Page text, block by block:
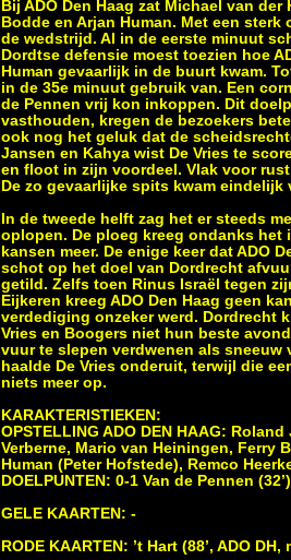
Bij ADO Den Haag zat Michael van
Bodde en Arjan Human. Met een
de wedstrijd. Al in de eerste minuut
Dordtse defensie moest toezien hoe
Human gevaarlijk in de buurt kwam.
in de 35e minuut gebruik van. Een
de Pennen vrij kon inkoppen. Dit
vasthouden, kregen de bezoekers
ook nog het geluk dat de
Jansen en Kahya wist De Vries te
en floot in zijn voordeel. Vlak voor
De zo gevaarlijke spits kwam
In de tweede helft zag het er steeds
oplopen. De ploeg kreeg ondanks het
kansen meer. De enige keer dat ADO
schot op het doel van Dordrecht
getild. Zelfs toen Rinus Israël tegen
Eijkeren kreeg ADO Den Haag geen
verdediging onzeker werd. Dordrecht
Vries en Boogers niet hun beste
vuur te slepen verdwenen als sneeuw
haalde De Vries onderuit, terwijl die
niets meer op.
KARAKTERISTIEKEN:
OPSTELLING ADO DEN HAAG:
Verberne, Mario van Heiningen, Ferry
Human (Peter Hofstede), Remco
DOELPUNTEN: 0-1 Van de Pennen (32’)
GELE KAARTEN: -
RODE KAARTEN: ’t Hart (88’, ADO